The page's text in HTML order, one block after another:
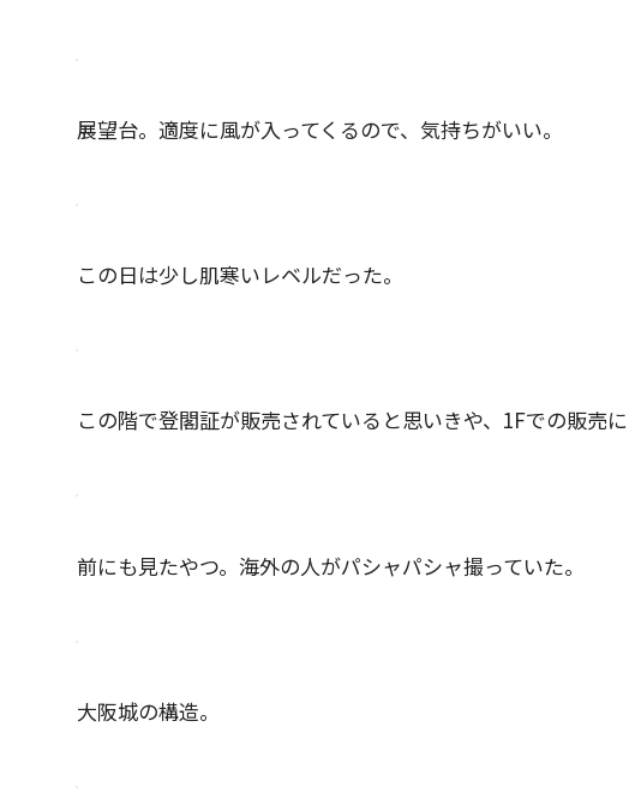
展望台。適度に風が入ってくるので、気持ちがいい。
この日は少し肌寒いレベルだった。
この階で登閣証が販売されていると思いきや、1Fでの販売に
前にも見たやつ。海外の人がパシャパシャ撮っていた。
大阪城の構造。